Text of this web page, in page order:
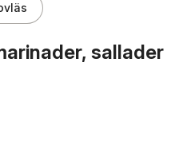
sallader